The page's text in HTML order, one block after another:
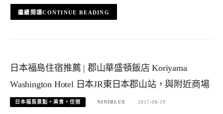
CONTINUE READING
日本福島住宿推薦 | 郡山華盛頓飯店 Koriyama
Washington Hotel 日本JR東日本郡山站，與附近商場
日本福島景點。美食。住宿 NINIBLUE 2017-08-19